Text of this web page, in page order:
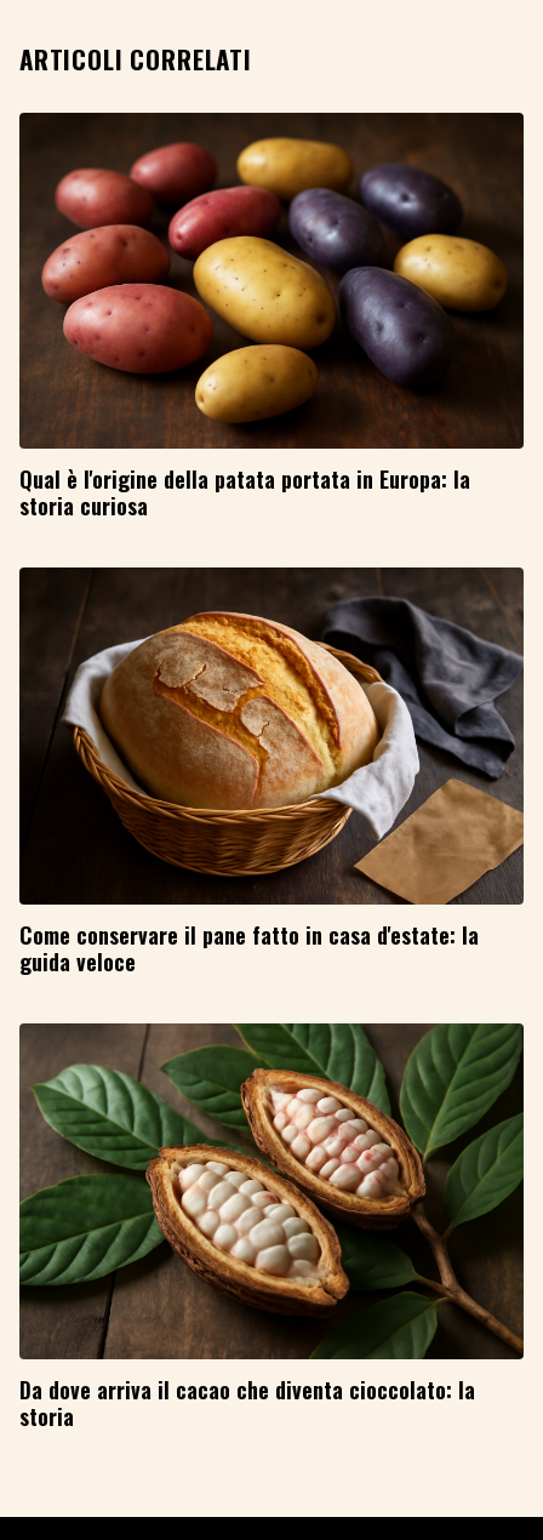
ARTICOLI CORRELATI
Qual è l'origine della patata portata in Europa: la
storia curiosa
Come conservare il pane fatto in casa d'estate: la
guida veloce
Da dove arriva il cacao che diventa cioccolato: la
storia